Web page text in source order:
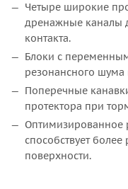
Четыре широкие
дренажные каналы
контакта.
Блоки с
резонансного шума
Поперечные
протектора при
Оптимизированное
способствует
поверхности.